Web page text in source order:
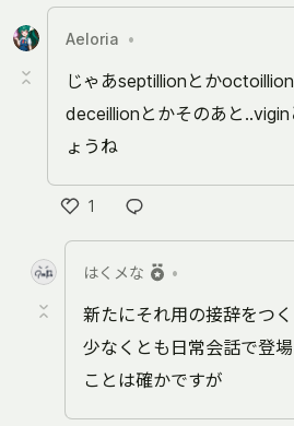
Aeloria •
じゃあseptillionとか
deceillionとかそのあと
ょうね
1
い
ねはくメな •
新たにそれ用の接辞をつ
少なくとも日常会話で登
ことは確かですが